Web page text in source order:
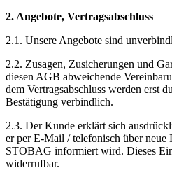
2. Angebote, Vertragsabschluss
2.1. Unsere Angebote sind
2.2. Zusagen, Zusicherungen und
diesen AGB abweichende
dem Vertragsabschluss werden erst
Bestätigung verbindlich.
2.3. Der Kunde erklärt sich
er per E-Mail / telefonisch über neue
STOBAG informiert wird. Dieses
widerrufbar.